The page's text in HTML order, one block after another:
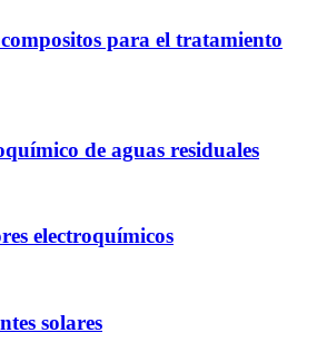
para el tratamiento
de aguas residuales
electroquímicos
solares